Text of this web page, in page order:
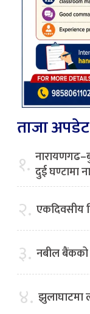
ताजा अपडेट
१. दुई घण्टामा
२. एकदिवसीय
३. नबील बैंकको
४. झुलाघाटमा